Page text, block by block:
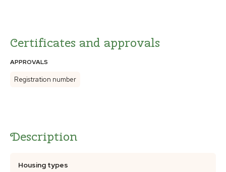
Certificates and approvals
APPROVALS
Registration number
Description
Housing types